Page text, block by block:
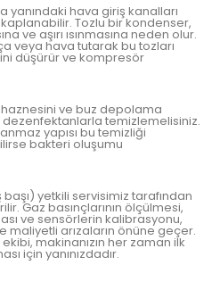
yanındaki hava giriş kanalları
Tozlu bir kondenser,
ve aşırı ısınmasına neden olur.
veya hava tutarak bu tozları
düşürür ve kompresör
haznesini ve buz depolama
dezenfektanlarla temizlemelisiniz.
yapısı bu temizliği
bakteri oluşumu
başı) yetkili servisimiz tarafından
Gaz basınçlarının ölçülmesi,
ve sensörlerin kalibrasyonu,
arızaların önüne geçer.
makinanızın her zaman ilk
için yanınızdadır.